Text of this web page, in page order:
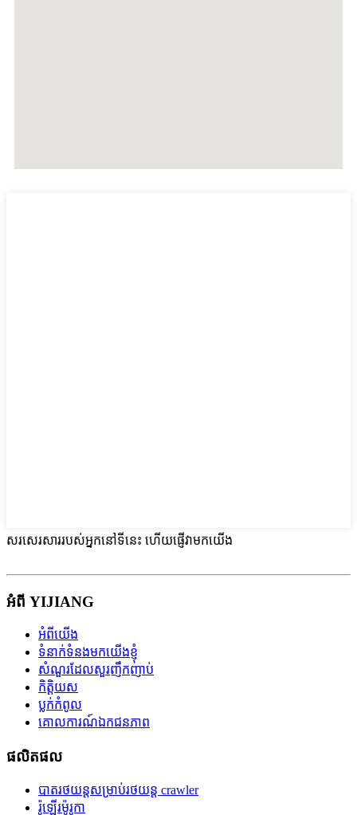
សរសេរសាររបស់អ្នកនៅទីនេះ ហើយផ្ញើវាមកយើង
អំពី YIJIANG
អំពីយើង
ទំនាក់ទំនងមកយើងខ្ញុំ
សំណួរដែលសួរញឹកញាប់
កិត្តិយស
ប្លក់​កំពូល
គោលការណ៍ឯកជនភាព
ផលិតផល
បាតរថយន្តសម្រាប់រថយន្ត crawler
រ៉ូឡើរម៉ូរូកា